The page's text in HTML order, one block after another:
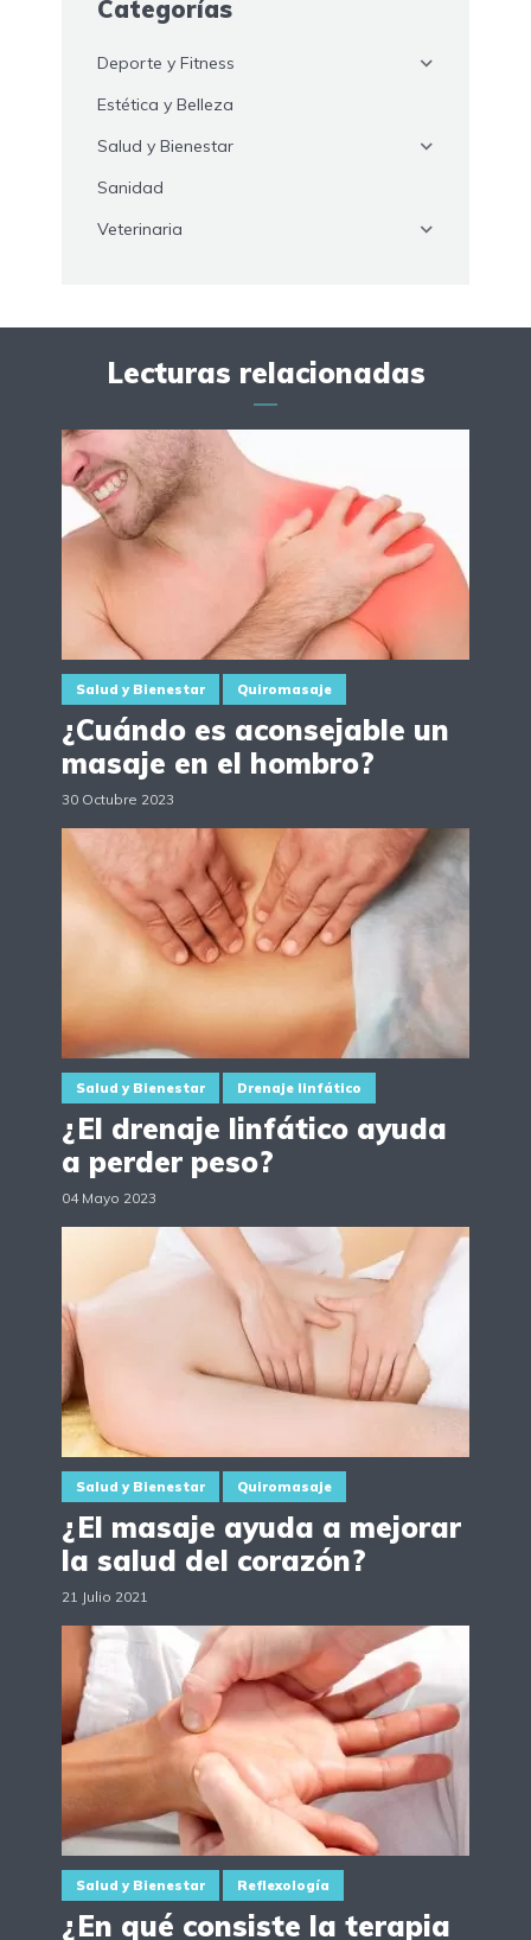
Categorías
Deporte y Fitness
Estética y Belleza
Salud y Bienestar
Sanidad
Veterinaria
Lecturas relacionadas
Salud y Bienestar Quiromasaje
¿Cuándo es aconsejable un
masaje en el hombro?
30 Octubre 2023
Salud y Bienestar Drenaje linfático
¿El drenaje linfático ayuda
a perder peso?
04 Mayo 2023
Salud y Bienestar Quiromasaje
¿El masaje ayuda a mejorar
la salud del corazón?
21 Julio 2021
Salud y Bienestar Reflexología
¿En qué consiste la terapia